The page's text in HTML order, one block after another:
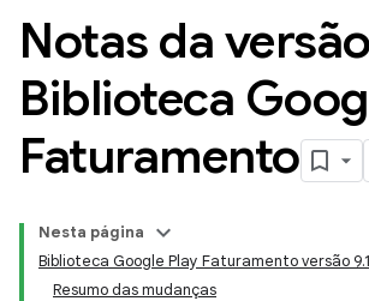
Notas da
Biblioteca
Faturamento
Nesta página
Biblioteca Google Play Faturamento versão
Resumo das mudanças